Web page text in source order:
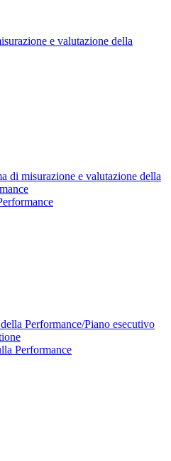
e valutazione della
di misurazione e valutazione della
Performance/Piano esecutivo
Performance